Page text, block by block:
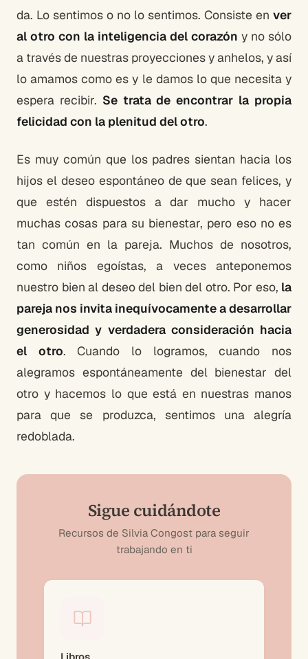
da. Lo sentimos o no lo sentimos. Consiste en ver
al otro con la inteligencia del corazón y no sólo
a través de nuestras proyecciones y anhelos, y así
lo amamos como es y le damos lo que necesita y
espera recibir. Se trata de encontrar la propia
felicidad con la plenitud del otro.
Es muy común que los padres sientan hacia los
hijos el deseo espontáneo de que sean felices, y
que estén dispuestos a dar mucho y hacer
muchas cosas para su bienestar, pero eso no es
tan común en la pareja. Muchos de nosotros,
como niños egoístas, a veces anteponemos
nuestro bien al deseo del bien del otro. Por eso, la
pareja nos invita inequívocamente a desarrollar
generosidad y verdadera consideración hacia
el otro. Cuando lo logramos, cuando nos
alegramos espontáneamente del bienestar del
otro y hacemos lo que está en nuestras manos
para que se produzca, sentimos una alegría
redoblada.
Sigue cuidándote
Recursos de Silvia Congost para seguir
trabajando en ti